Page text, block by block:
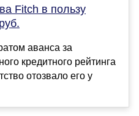
Fitch в пользу
аванса за
кредитного рейтинга
отозвало его у